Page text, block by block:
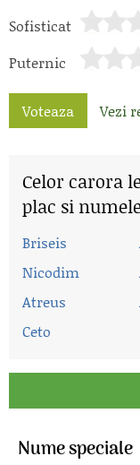
Sofisticat
Puternic
Voteaza Vezi
Celor carora
plac si
Briseis
Nicodim
Atreus
Ceto
Nume speciale